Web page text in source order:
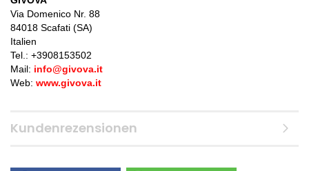
Via Domenico Nr. 88
84018 Scafati (SA)
Italien
Tel.: +3908153502
Mail: info@givova.it
Web: www.givova.it
Kundenrezensionen